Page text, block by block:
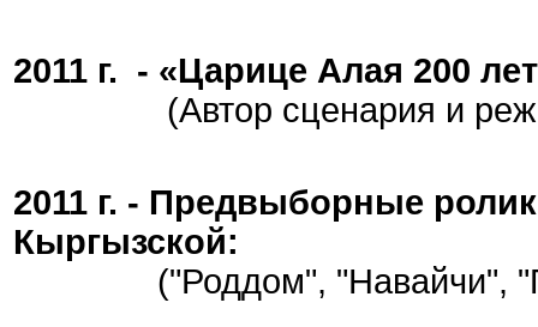
2011 г. - «Царице Алая 200
(Автор сценария и
2011 г. - Предвыборные
Кыргызской:
("Роддом", "Навайчи",